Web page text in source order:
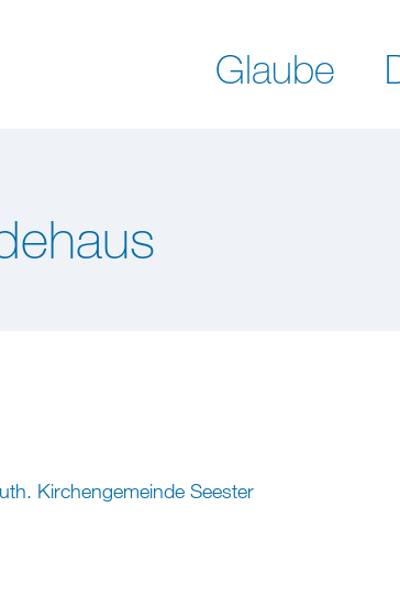
Glaube
Kirchengemeinde Seester